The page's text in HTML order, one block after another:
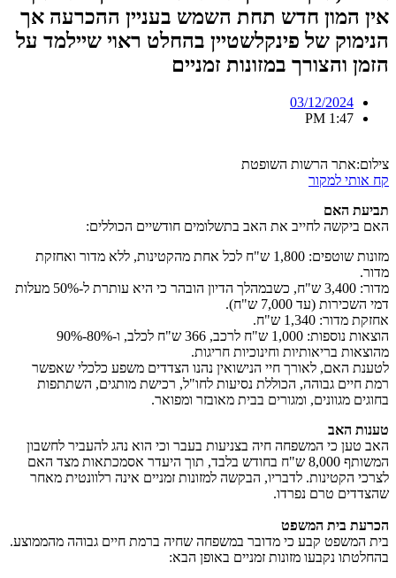
אין המון חדש תחת השמש בעניין ההכרעה אך
הנימוק של פינקלשטיין בהחלט ראוי שיילמד על
הזמן והצורך במזונות זמניים
03/12/2024
1:47 PM
צילום:אתר הרשות השופטת
קח אותי למקור
תביעת האם
האם ביקשה לחייב את האב בתשלומים חודשיים הכוללים:
מזונות שוטפים: 1,800 ש"ח לכל אחת מהקטינות, ללא מדור ואחזקת
מדור.
מדור: 3,400 ש"ח, כשבמהלך הדיון הובהר כי היא עותרת ל-50% מעלות
דמי השכירות (עד 7,000 ש"ח).
אחזקת מדור: 1,340 ש"ח.
הוצאות נוספות: 1,000 ש"ח לרכב, 366 ש"ח לכלב, ו-80%-90%
מהוצאות בריאותיות וחינוכיות חריגות.
לטענת האם, לאורך חיי הנישואין נהנו הצדדים משפע כלכלי שאפשר
רמת חיים גבוהה, הכוללת נסיעות לחו"ל, רכישת מותגים, השתתפות
בחוגים מגוונים, ומגורים בבית מאובזר ומפואר.
טענות האב
האב טען כי המשפחה חיה בצניעות בעבר וכי הוא נהג להעביר לחשבון
המשותף 8,000 ש"ח בחודש בלבד, תוך היעדר אסמכתאות מצד האם
לצרכי הקטינות. לדבריו, הבקשה למזונות זמניים אינה רלוונטית מאחר
שהצדדים טרם נפרדו.
הכרעת בית המשפט
בית המשפט קבע כי מדובר במשפחה שחיה ברמת חיים גבוהה מהממוצע.
בהחלטתו נקבעו מזונות זמניים באופן הבא: